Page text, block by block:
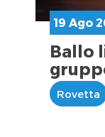
19 Ago
Ballo
Rovetta